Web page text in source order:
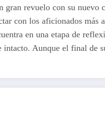
revuelo con su nuevo
con los aficionados
en una etapa de
Aunque el final de